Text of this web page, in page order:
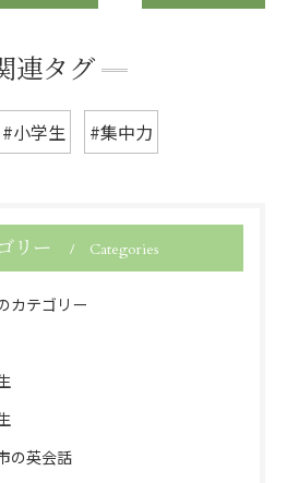
連タグ
#小学生 #集中力
リー Categories
カテゴリー
の英会話